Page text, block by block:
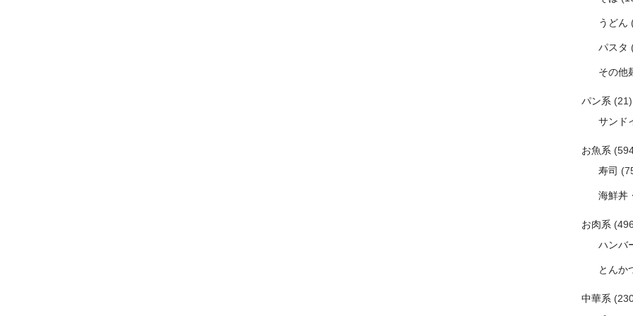
うどん
パスタ
その他
パン系(21)
サンド
お魚系
寿司
海鮮丼
お肉系
ハンバ
とんか
中華系